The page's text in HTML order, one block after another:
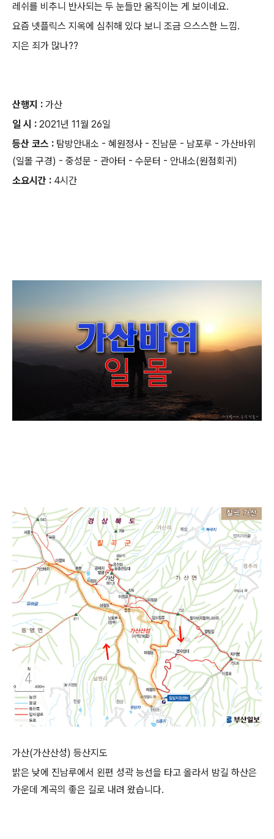
레쉬를 비추니 반사되는 두 눈들만 움직이는 게 보이네요.
요즘 넷플릭스 지옥에 심취해 있다 보니 조금 으스스한 느낌.
지은 죄가 많나??
산행지 : 가산
일 시 : 2021년 11월 26일
등산 코스 : 탐방안내소 - 혜원정사 - 진남문 - 남포루 - 가산바위
(일몰 구경) - 중성문 - 관아터 - 수문터 - 안내소(원점회귀)
소요시간 : 4시간
가산(가산산성) 등산지도
밝은 낮에 진남루에서 왼편 성곽 능선을 타고 올라서 밤길 하산은
가운데 계곡의 좋은 길로 내려 왔습니다.